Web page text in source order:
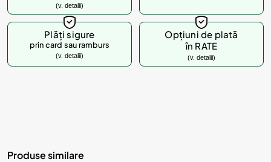
(v. detalii)
Plăți sigure
prin card sau ramburs
(v. detalii)
Opțiuni de plată
în RATE
(v. detalii)
Produse similare